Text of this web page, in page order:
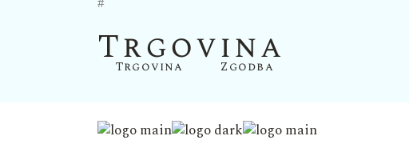
Trgovina Zgodba
Trgovina